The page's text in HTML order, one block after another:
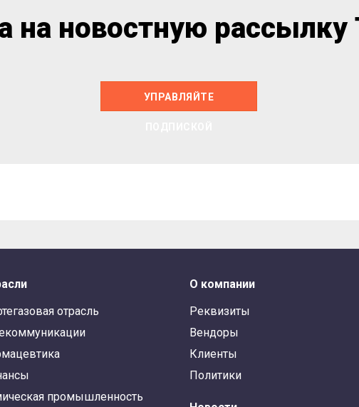
на новостную рассылку
УПРАВЛЯЙТЕ
отрасль
промышленность
О компании
Реквизиты
Вендоры
Клиенты
Политики